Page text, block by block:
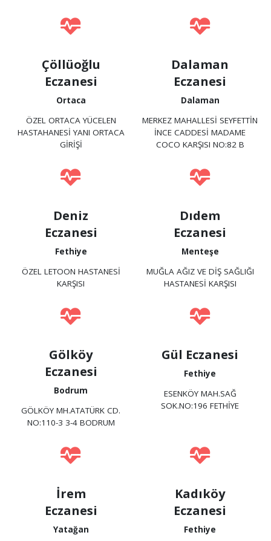
Çöllüoğlu
Eczanesi
Ortaca
ÖZEL ORTACA YÜCELEN
HASTAHANESİ YANI ORTACA
GİRİŞİ
Dalaman
Eczanesi
Dalaman
MERKEZ MAHALLESİ SEYFETTİN
İNCE CADDESİ MADAME
COCO KARŞISI NO:82 B
Deniz
Eczanesi
Fethiye
ÖZEL LETOON HASTANESİ
KARŞISI
Dıdem
Eczanesi
Menteşe
MUĞLA AĞIZ VE DİŞ SAĞLIĞI
HASTANESİ KARŞISI
Gölköy
Eczanesi
Bodrum
GÖLKÖY MH.ATATÜRK CD.
NO:110-3 3-4 BODRUM
Gül Eczanesi
Fethiye
ESENKÖY MAH.SAĞ
SOK.NO:196 FETHİYE
İrem
Eczanesi
Yatağan
Kadıköy
Eczanesi
Fethiye